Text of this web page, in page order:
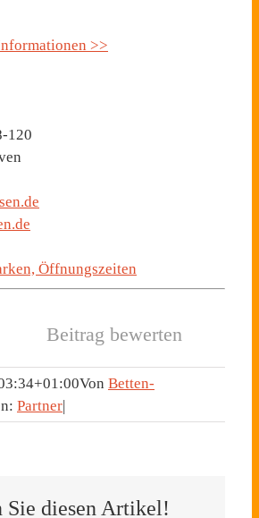
>>
120
Öffnungszeiten
Beitrag bewerten
Von Betten-
Partner
Sie diesen Artikel!